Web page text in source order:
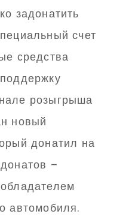
задонатить
счет
средства
розыгрыша
новый
донатил на
–
автомобиля.